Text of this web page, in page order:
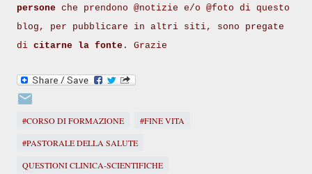
persone che prendono @notizie e/o @foto di questo
blog, per pubblicare in altri siti, sono pregate
di citarne la fonte . Grazie
#CORSO DI FORMAZIONE
#FINE VITA
#PASTORALE DELLA SALUTE
QUESTIONI CLINICA-SCIENTIFICHE